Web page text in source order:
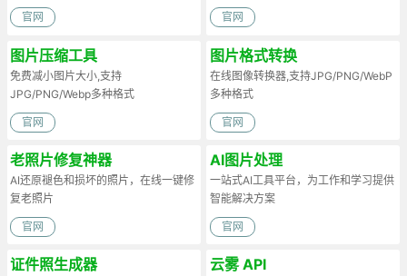
官网 官网
图片压缩工具
免费减小图片大小,支持
JPG/PNG/Webp多种格式
官网
图片格式转换
在线图像转换器,支持JPG/PNG/WebP
多种格式
官网
老照片修复神器
AI还原褪色和损坏的照片，在线一键修
复老照片
官网
AI图片处理
一站式AI工具平台，为工作和学习提供
智能解决方案
官网
证件照生成器 云雾 API